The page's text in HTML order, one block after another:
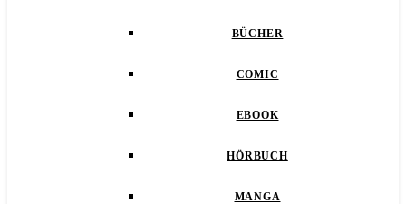
BÜCHER
COMIC
EBOOK
HÖRBUCH
MANGA